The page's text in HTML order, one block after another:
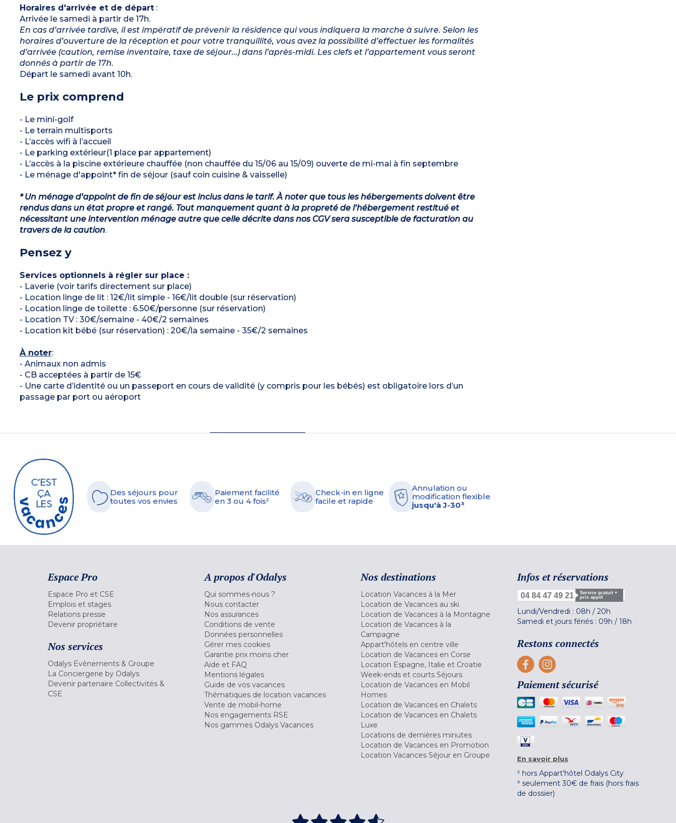
Horaires d'arrivée et de départ:
Arrivée le samedi à partir de 17h.
En cas d’arrivée tardive, il est impératif de prévenir la résidence qui vous indiquera la marche à suivre. Selon les
horaires d’ouverture de la réception et pour votre tranquillité, vous avez la possibilité d’effectuer les formalités
d’arrivée (caution, remise inventaire, taxe de séjour…) dans l’après-midi. Les clefs et l’appartement vous seront
donnés à partir de 17h.
Départ le samedi avant 10h.
Le prix comprend
- Le mini-golf
- Le terrain multisports
- L’accès wifi à l’accueil
- Le parking extérieur(1 place par appartement)
- L’accès à la piscine extérieure chauffée (non chauffée du 15/06 au 15/09) ouverte de mi-mai à fin septembre
- Le ménage d'appoint* fin de séjour (sauf coin cuisine & vaisselle)
* Un ménage d’appoint de fin de séjour est inclus dans le tarif. À noter que tous les hébergements doivent être
rendus dans un état propre et rangé. Tout manquement quant à la propreté de l’hébergement restitué et
nécessitant une intervention ménage autre que celle décrite dans nos CGV sera susceptible de facturation au
travers de la caution.
Pensez y
Services optionnels à régler sur place :
- Laverie (voir tarifs directement sur place)
- Location linge de lit : 12€/lit simple - 16€/lit double (sur réservation)
- Location linge de toilette : 6.50€/personne (sur réservation)
- Location TV : 30€/semaine - 40€/2 semaines
- Location kit bébé (sur réservation) : 20€/la semaine - 35€/2 semaines
À noter:
- Animaux non admis
- CB acceptées à partir de 15€
- Une carte d’identité ou un passeport en cours de validité (y compris pour les bébés) est obligatoire lors d’un
passage par port ou aéroport
Des séjours pour
toutes vos envies
Paiement facilité
en 3 ou 4 fois²
Check-in en ligne
facile et rapide
Annulation ou
modification flexible
jusqu'à J-30³
Espace Pro
Espace Pro et CSE
Emplois et stages
Relations presse
Devenir propriétaire
Nos services
Odalys Evènements & Groupe
La Conciergerie by Odalys
Devenir partenaire Collectivités &
CSE
A propos d'Odalys
Qui sommes-nous ?
Nous contacter
Nos assurances
Conditions de vente
Données personnelles
Gérer mes cookies
Garantie prix moins cher
Aide et FAQ
Mentions légales
Guide de vos vacances
Thématiques de location vacances
Vente de mobil-home
Nos engagements RSE
Nos gammes Odalys Vacances
Nos destinations
Location Vacances à la Mer
Location de Vacances au ski
Location de Vacances à la Montagne
Location de Vacances à la
Campagne
Appart'hôtels en centre ville
Location de Vacances en Corse
Location Espagne, Italie et Croatie
Week-ends et courts Séjours
Location de Vacances en Mobil
Homes
Location de Vacances en Chalets
Location de Vacances en Chalets
Luxe
Locations de dernières minutes
Location de Vacances en Promotion
Location Vacances Séjour en Groupe
Infos et réservations
04 84 47 49 21
Service gratuit +
prix appel
Lundi/Vendredi : 08h / 20h
Samedi et jours fériés : 09h / 18h
Restons connectés
Paiement sécurisé
En savoir plus
² hors Appart'hôtel Odalys City
³ seulement 30€ de frais (hors frais
de dossier)